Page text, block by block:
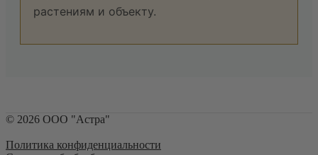
растениям и объекту.
© 2026 ООО "Астра"
Политика конфиденциальности